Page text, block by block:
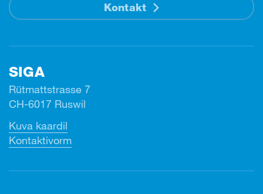
Kontakt
SIGA
Rütmattstrasse 7
CH-6017 Ruswil
Kuva kaardil
Kontaktivorm